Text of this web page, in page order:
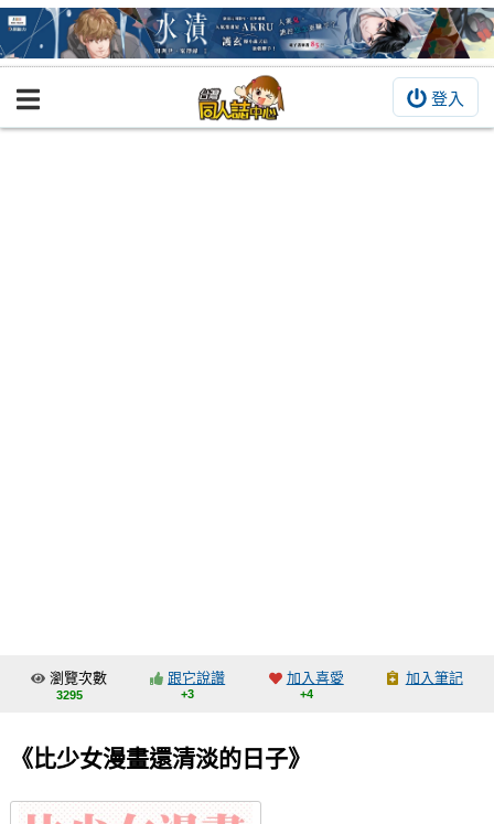
登入
BOOKY書集倉庫
交流中心
會員功能選單
會員中心
瀏覽次數
3295
跟它說讚
+3
加入喜愛
+4
加入筆記
《比少女漫畫還清淡的日子》